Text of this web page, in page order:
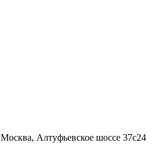
Москва, Алтуфьевское шоссе 37с24